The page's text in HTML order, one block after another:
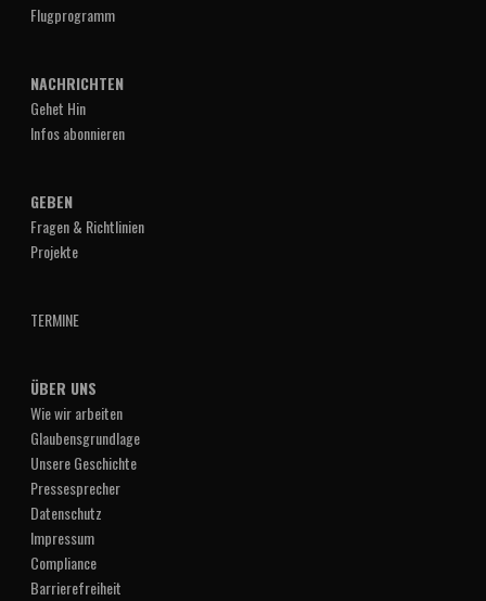
Flugprogramm
NACHRICHTEN
Gehet Hin
Infos abonnieren
GEBEN
Fragen & Richtlinien
Projekte
TERMINE
ÜBER UNS
Wie wir arbeiten
Glaubensgrundlage
Unsere Geschichte
Pressesprecher
Datenschutz
Impressum
Compliance
Barrierefreiheit